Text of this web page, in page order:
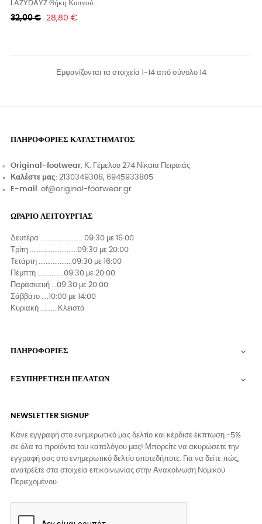
LAZYDAYZ Θήκη Καπνού...
Κανονική
32,00 € Τιμή
28,80 €
Εμφανίζονται τα στοιχεία 1-14 από σύνολο 14
ΠΛΗΡΟΦΟΡΊΕΣ ΚΑΤΑΣΤΉΜΑΤΟΣ
Original-footwear, Κ. Γέμελου 274 Νίκαια Πειραιάς
Καλέστε μας: 2130349308, 6945933805
E-mail : of@original-footwear.gr
ΩΡΑΡΙΟ ΛΕΙΤΟΥΡΓΙΑΣ
Δευτέρα ........................ 09:30 με 16:00
Τρίτη ...........................09:30 με 20:00
Τετάρτη ...................09:30 με 16:00
Πέμπτη ...............09:30 με 20:00
Παρασκευή ...09:30 με 20:00
Σάββατο ....10:00 με 14:00
Κυριακή ..........Κλειστά
ΠΛΗΡΟΦΟΡΙΕΣ 
ΕΞΥΠΗΡΕΤΗΣΗ ΠΕΛΑΤΩΝ 
NEWSLETTER SIGNUP
Κάνε εγγραφή στο ενημερωτικό μας δελτίο και κέρδισε έκπτωση -5%
σε όλα τα προϊόντα του καταλόγου μας! Μπορείτε να ακυρώσετε την
εγγραφή σας στο ενημερωτικό δελτίο οποτεδήποτε. Για να δείτε πώς,
ανατρέξτε στα στοιχεία επικοινωνίας στην Ανακοίνωση Νομικού
Περιεχομένου.